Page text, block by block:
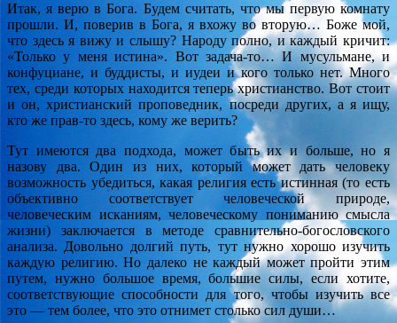
Итак, я верю в Бога. Будем считать, что мы первую комнату
прошли. И, поверив в Бога, я вхожу во вторую… Боже мой,
что здесь я вижу и слышу? Народу полно, и каждый кричит:
«Только у меня истина». Вот задача-то… И мусульмане, и
конфуциане, и буддисты, и иудеи и кого только нет. Много
тех, среди которых находится теперь христианство. Вот стоит
и он, христианский проповедник, посреди других, а я ищу,
кто же прав-то здесь, кому же верить?
Тут имеются два подхода, может быть их и больше, но я
назову два. Один из них, который может дать человеку
возможность убедиться, какая религия есть истинная (то есть
объективно соответствует человеческой природе,
человеческим исканиям, человеческому пониманию смысла
жизни) заключается в методе сравнительно-богословского
анализа. Довольно долгий путь, тут нужно хорошо изучить
каждую религию. Но далеко не каждый может пройти этим
путем, нужно большое время, большие силы, если хотите,
соответствующие способности для того, чтобы изучить все
это — тем более, что это отнимет столько сил души…